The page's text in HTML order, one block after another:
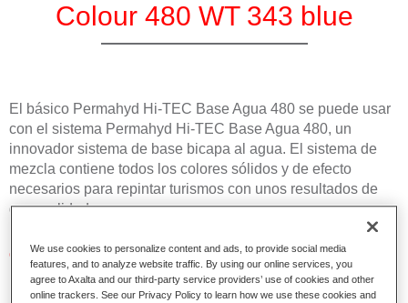
Colour 480 WT 343 blue
El básico Permahyd Hi-TEC Base Agua 480 se puede usar
con el sistema Permahyd Hi-TEC Base Agua 480, un
innovador sistema de base bicapa al agua. El sistema de
mezcla contiene todos los colores sólidos y de efecto
necesarios para repintar turismos con unos resultados de
gran calidad.
Características del producto
Fácil y rápido de aplicar.
Excepcional precisión del color con una orientación
We use cookies to personalize content and ads, to provide social media
features, and to analyze website traffic. By using our online services, you
agree to Axalta and our third-party service providers’ use of cookies and other
online trackers. See our Privacy Policy to learn how we use these cookies and